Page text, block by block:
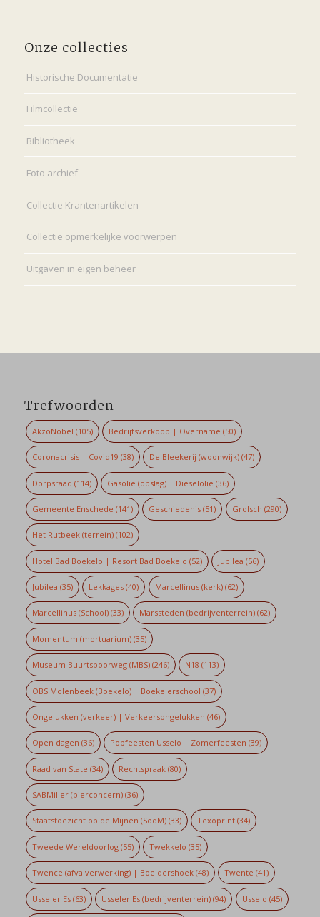
Onze collecties
Historische Documentatie
Filmcollectie
Bibliotheek
Foto archief
Collectie Krantenartikelen
Collectie opmerkelijke voorwerpen
Uitgaven in eigen beheer
Trefwoorden
AkzoNobel (105) Bedrijfsverkoop | Overname (50)
Coronacrisis | Covid19 (38) De Bleekerij (woonwijk) (47)
Dorpsraad (114) Gasolie (opslag) | Dieselolie (36)
Gemeente Enschede (141) Geschiedenis (51) Grolsch (290)
Het Rutbeek (terrein)(102)
Hotel Bad Boekelo | Resort Bad Boekelo (52) Jubilea (56)
Jubilea (35) Lekkages (40) Marcellinus (kerk)(62)
Marcellinus (School)(33) Marssteden (bedrijventerrein) (62)
Momentum (mortuarium)(35)
Museum Buurtspoorweg (MBS)(246) N18 (113)
OBS Molenbeek (Boekelo) | Boekelerschool (37)
Ongelukken (verkeer) | Verkeersongelukken (46)
Open dagen (36) Popfeesten Usselo | Zomerfeesten (39)
Raad van State (34) Rechtspraak (80)
SABMiller (bierconcern)(36)
Staatstoezicht op de Mijnen (SodM)(33) Texoprint (34)
Tweede Wereldoorlog(55) Twekkelo (35)
Twence (afvalverwerking) | Boeldershoek(48) Twente (41)
Usseler Es(63) Usseler Es (bedrijventerrein) (94) Usselo (45)